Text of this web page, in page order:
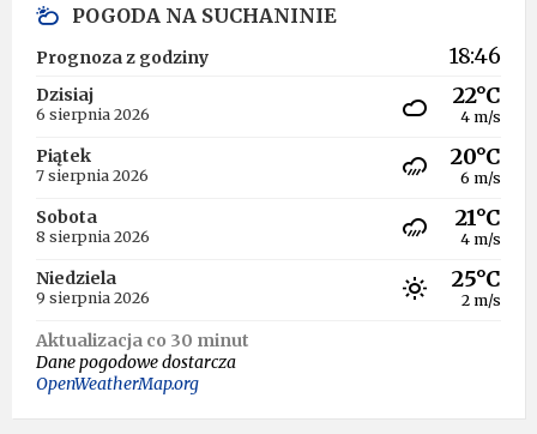
POGODA NA SUCHANINIE
Prognoza z godziny 18:46
Dzisiaj
6 sierpnia 2026
22°C
4 m/s
Piątek
7 sierpnia 2026
20°C
6 m/s
Sobota
8 sierpnia 2026
21°C
4 m/s
Niedziela
9 sierpnia 2026
25°C
2 m/s
Aktualizacja co 30 minut
Dane pogodowe dostarcza
OpenWeatherMap.org